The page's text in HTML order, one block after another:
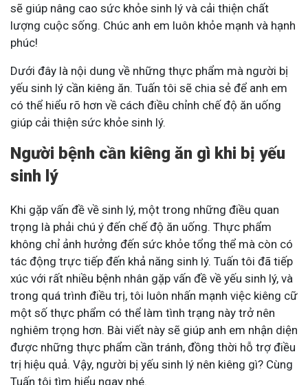
sẽ giúp nâng cao sức khỏe sinh lý và cải thiện chất
lượng cuộc sống. Chúc anh em luôn khỏe mạnh và hạnh
phúc!
Dưới đây là nội dung về những thực phẩm mà người bị
yếu sinh lý cần kiêng ăn. Tuấn tôi sẽ chia sẻ để anh em
có thể hiểu rõ hơn về cách điều chỉnh chế độ ăn uống
giúp cải thiện sức khỏe sinh lý.
Người bệnh cần kiêng ăn gì khi bị yếu
sinh lý
Khi gặp vấn đề về sinh lý, một trong những điều quan
trọng là phải chú ý đến chế độ ăn uống. Thực phẩm
không chỉ ảnh hưởng đến sức khỏe tổng thể mà còn có
tác động trực tiếp đến khả năng sinh lý. Tuấn tôi đã tiếp
xúc với rất nhiều bệnh nhân gặp vấn đề về yếu sinh lý, và
trong quá trình điều trị, tôi luôn nhấn mạnh việc kiêng cữ
một số thực phẩm có thể làm tình trạng này trở nên
nghiêm trọng hơn. Bài viết này sẽ giúp anh em nhận diện
được những thực phẩm cần tránh, đồng thời hỗ trợ điều
trị hiệu quả. Vậy, người bị yếu sinh lý nên kiêng gì? Cùng
Tuấn tôi tìm hiểu ngay nhé.